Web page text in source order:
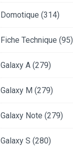
Domotique (314)
Fiche Technique (95)
Galaxy A (279)
Galaxy M (279)
Galaxy Note (279)
Galaxy S (280)